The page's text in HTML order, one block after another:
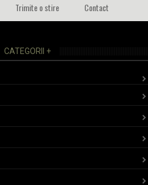
Trimite o stire Contact
CATEGORII +